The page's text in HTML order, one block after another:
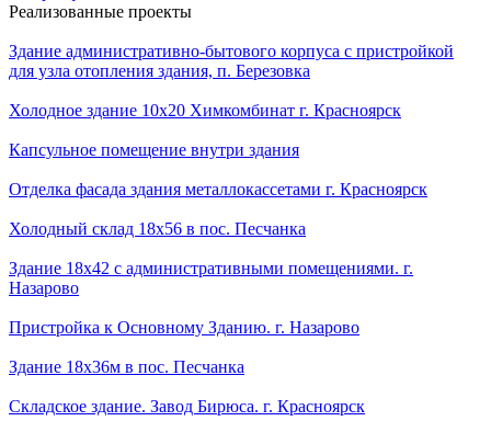
Реализованные проекты
Здание административно-бытового корпуса с пристройкой
для узла отопления здания, п. Березовка
Холодное здание 10х20 Химкомбинат г. Красноярск
Капсульное помещение внутри здания
Отделка фасада здания металлокассетами г. Красноярск
Холодный склад 18х56 в пос. Песчанка
Здание 18х42 с административными помещениями. г.
Назарово
Пристройка к Основному Зданию. г. Назарово
Здание 18х36м в пос. Песчанка
Складское здание. Завод Бирюса. г. Красноярск